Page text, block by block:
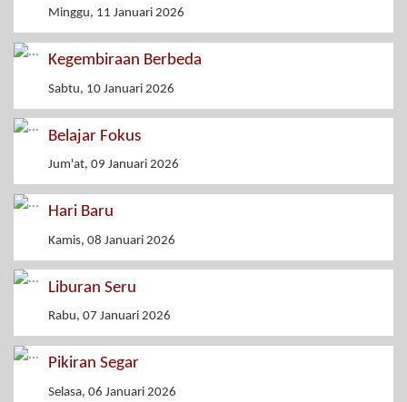
Minggu, 11 Januari 2026
Kegembiraan Berbeda
Sabtu, 10 Januari 2026
Belajar Fokus
Jum'at, 09 Januari 2026
Hari Baru
Kamis, 08 Januari 2026
Liburan Seru
Rabu, 07 Januari 2026
Pikiran Segar
Selasa, 06 Januari 2026